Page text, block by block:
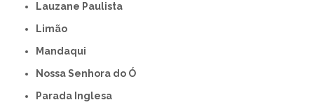
Lauzane Paulista
Limão
Mandaqui
Nossa Senhora do Ó
Parada Inglesa